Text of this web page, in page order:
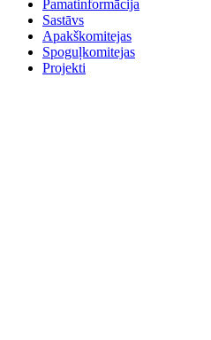
Pamatinformācija
Sastāvs
Apakškomitejas
Spoguļkomitejas
Projekti